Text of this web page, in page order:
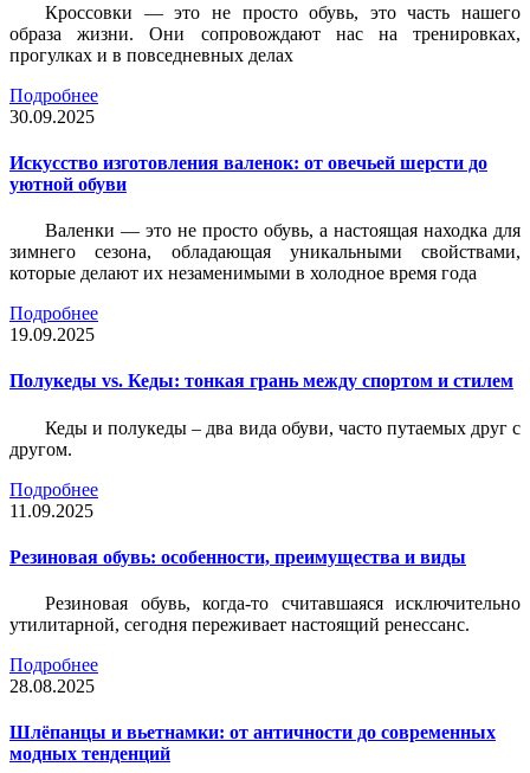
Кроссовки — это не просто обувь, это часть нашего
образа жизни. Они сопровождают нас на тренировках,
прогулках и в повседневных делах
Подробнее
30.09.2025
Искусство изготовления валенок: от овечьей шерсти до
уютной обуви
Валенки — это не просто обувь, а настоящая находка для
зимнего сезона, обладающая уникальными свойствами,
которые делают их незаменимыми в холодное время года
Подробнее
19.09.2025
Полукеды vs. Кеды: тонкая грань между спортом и стилем
Кеды и полукеды – два вида обуви, часто путаемых друг с
другом.
Подробнее
11.09.2025
Резиновая обувь: особенности, преимущества и виды
Резиновая обувь, когда-то считавшаяся исключительно
утилитарной, сегодня переживает настоящий ренессанс.
Подробнее
28.08.2025
Шлёпанцы и вьетнамки: от античности до современных
модных тенденций